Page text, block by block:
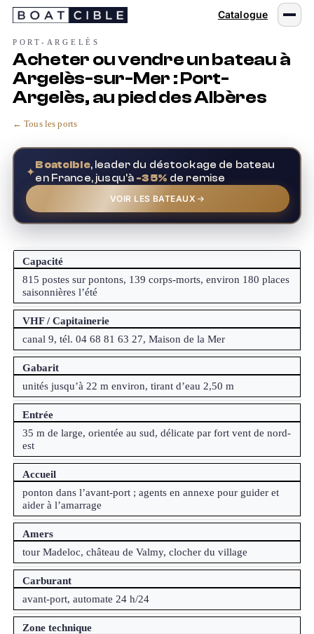
Passer
Catalogue
PORT-ARGELÈS
Acheter ou vendre un bateau à
Argelès-sur-Mer : Port-
Argelès, au pied des Albères
← Tous les ports
✦
Boatcible, leader du déstockage de bateau
en France, jusqu'à -35% de remise
VOIR LES BATEAUX
Capacité
815 postes sur pontons, 139 corps-morts, environ 180 places
saisonnières l’été
VHF / Capitainerie
canal 9, tél. 04 68 81 63 27, Maison de la Mer
Gabarit
unités jusqu’à 22 m environ, tirant d’eau 2,50 m
Entrée
35 m de large, orientée au sud, délicate par fort vent de nord-
est
Accueil
ponton dans l’avant-port ; agents en annexe pour guider et
aider à l’amarrage
Amers
tour Madeloc, château de Valmy, clocher du village
Carburant
avant-port, automate 24 h/24
Zone technique